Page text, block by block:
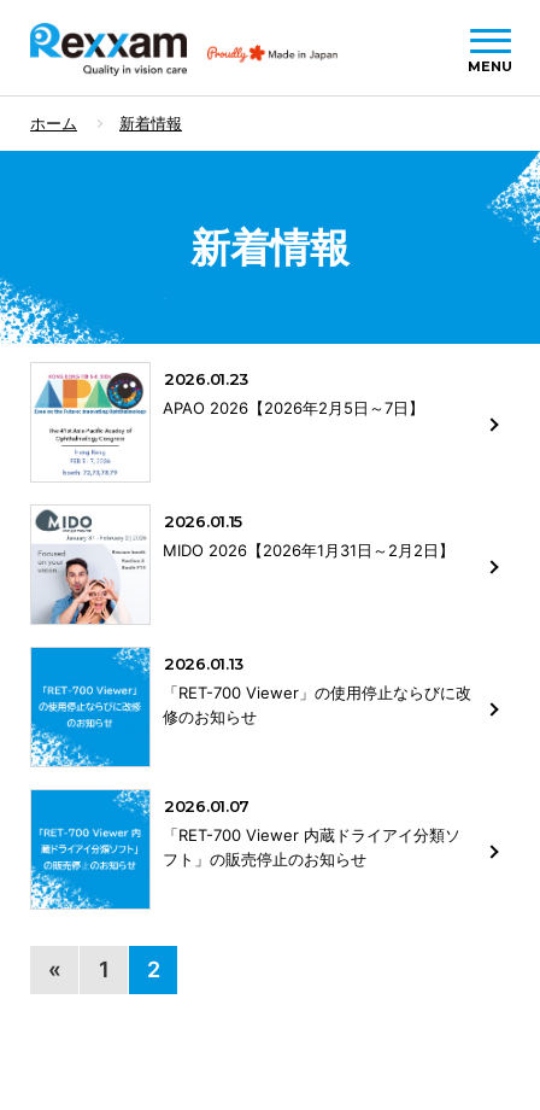
ホーム 新着情報
新着情報
2026.01.23
APAO 2026【2026年2月5日～7日】
2026.01.15
MIDO 2026【2026年1月31日～2月2日】
2026.01.13
「RET-700 Viewer」の使用停止ならびに改
修のお知らせ
2026.01.07
「RET-700 Viewer 内蔵ドライアイ分類ソ
フト」の販売停⽌のお知らせ
« 1 2